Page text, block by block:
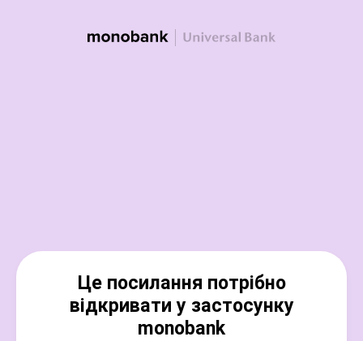
Це посилання потрібно
відкривати у застосунку
monobank